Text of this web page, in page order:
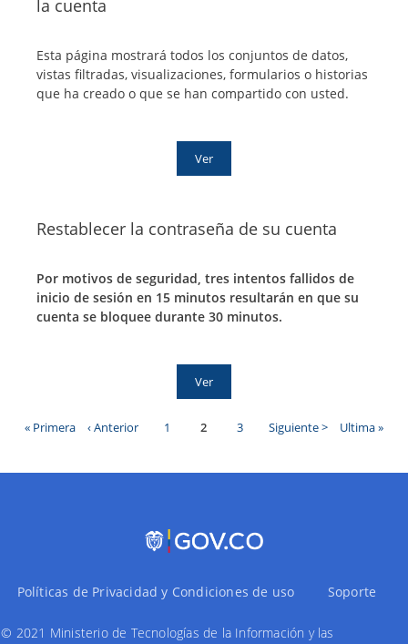
la cuenta
Esta página mostrará todos los conjuntos de datos,
vistas filtradas, visualizaciones, formularios o historias
que ha creado o que se han compartido con usted.
Ver
Restablecer la contraseña de su cuenta
Por motivos de seguridad, tres intentos fallidos de
inicio de sesión en 15 minutos resultarán en que su
cuenta se bloquee durante 30 minutos.
Ver
Primera
« Primera
Página
‹ Anterior Page
1
Página
2 Page
3
Siguiente
Siguiente >
Última
Ultima »
Políticas de Privacidad y Condiciones de uso Soporte
© 2021 Ministerio de Tecnologías de la Información y las